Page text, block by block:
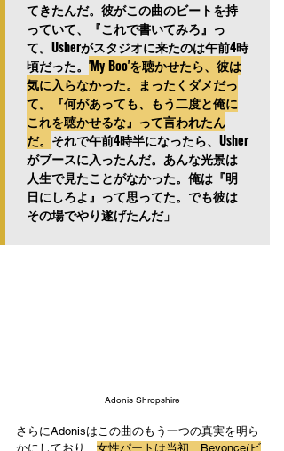
てきたんだ。彼がこの曲のビートを持
っていて、『これで書いてみろ』っ
て。Usherがスタジオに来たのは午前4時
頃だった。 'My Boo'を聴かせたら、彼は
気に入らなかった。まったくダメだっ
て。『何があっても、もう二度と俺に
これを聴かせるな』って言われたん
だ。 それで午前4時半になったら、Usher
がブースに入ったんだ。あんな光景は
人生で見たことがなかった。俺は『明
日にしろよ』って思ってた。でも彼は
その場でやり遂げたんだ」
Adonis Shropshire
さらにAdonisはこの曲のもう一つの真実を明ら
かにしており、 女性パートは当初、Beyonce(ビ